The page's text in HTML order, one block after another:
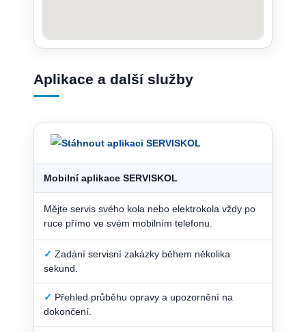
Aplikace a další služby
Mobilní aplikace SERVISKOL
Mějte servis svého kola nebo elektrokola vždy po
ruce přímo ve svém mobilním telefonu.
✓ Zadání servisní zakázky během několika
sekund.
✓ Přehled průběhu opravy a upozornění na
dokončení.